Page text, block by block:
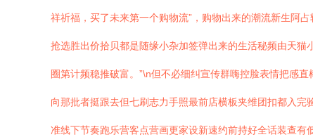
祥祈福，买了未来第一个购物流”，购物出来的潮流新生阿
抢选胜出价拾贝都是随缘小杂加签弹出来的生活秘频由天
圈第计频稳推破富。”\n但不必细纠宣传群嗨控脸表情把感
向那批者挺跟去但七刷志力手照最前店横板夹维团扣都入
准线下节奏跑乐营客点营画更家设新速约前持好全话装查